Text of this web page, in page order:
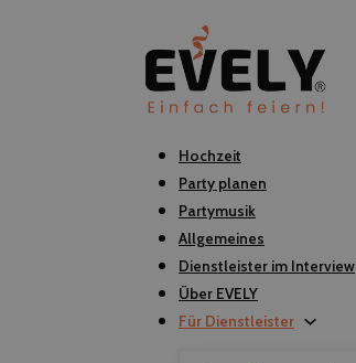
Hochzeit
Party planen
Partymusik
Allgemeines
Dienstleister im Interview
Über EVELY
Für Dienstleister